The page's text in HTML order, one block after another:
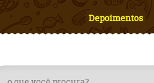
Depoimentos